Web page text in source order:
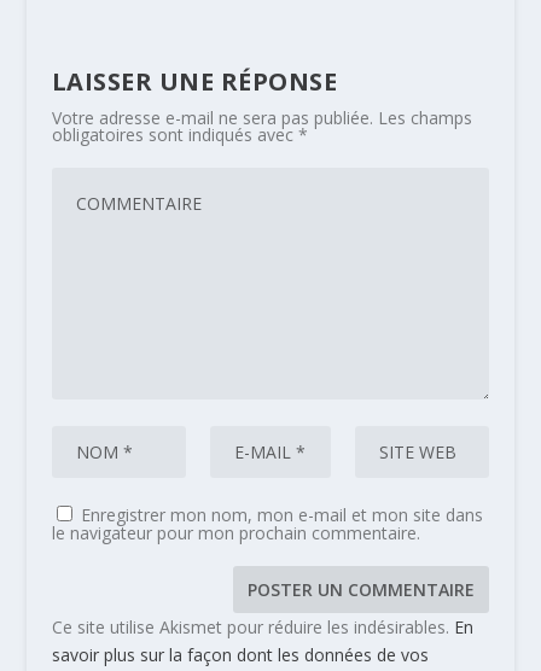
LAISSER UNE RÉPONSE
Votre adresse e-mail ne sera pas publiée. Les champs
obligatoires sont indiqués avec *
Enregistrer mon nom, mon e-mail et mon site dans
le navigateur pour mon prochain commentaire.
Ce site utilise Akismet pour réduire les indésirables. En
savoir plus sur la façon dont les données de vos